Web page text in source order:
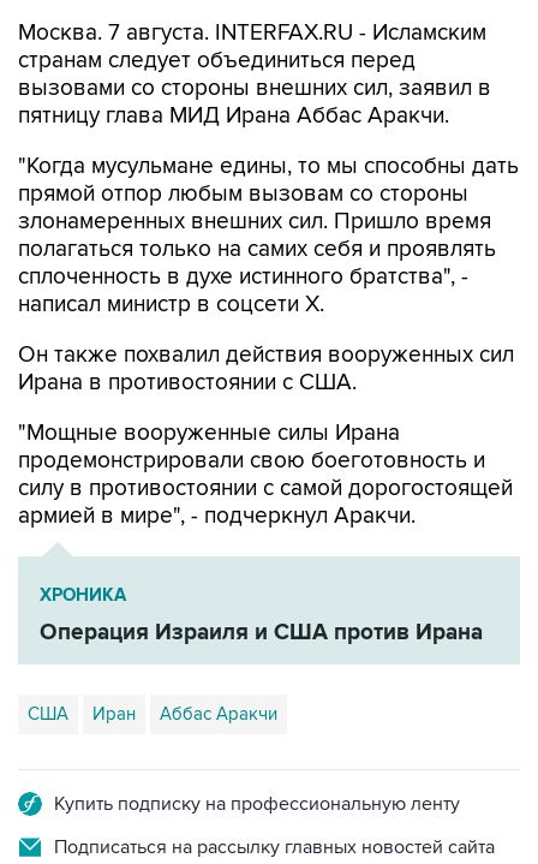
Москва. 7 августа. INTERFAX.RU - Исламским
странам следует объединиться перед
вызовами со стороны внешних сил, заявил в
пятницу глава МИД Ирана Аббас Аракчи.
"Когда мусульмане едины, то мы способны дать
прямой отпор любым вызовам со стороны
злонамеренных внешних сил. Пришло время
полагаться только на самих себя и проявлять
сплоченность в духе истинного братства", -
написал министр в соцсети Х.
Он также похвалил действия вооруженных сил
Ирана в противостоянии с США.
"Мощные вооруженные силы Ирана
продемонстрировали свою боеготовность и
силу в противостоянии с самой дорогостоящей
армией в мире", - подчеркнул Аракчи.
ХРОНИКА
Операция Израиля и США против Ирана
США Иран Аббас Аракчи
Купить подписку на профессиональную ленту
Подписаться на рассылку главных новостей сайта